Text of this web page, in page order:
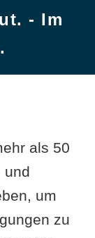
- Im
als 50
und
um
zu